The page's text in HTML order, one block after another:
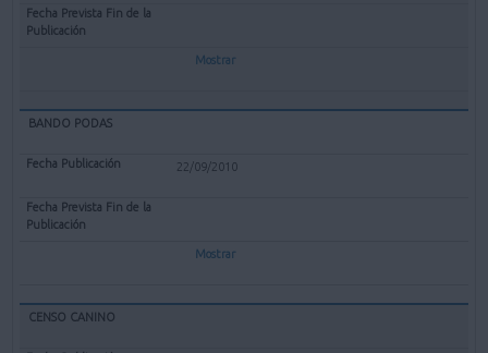
Mostrar
BANDO PODAS
22/09/2010
Mostrar
CENSO CANINO